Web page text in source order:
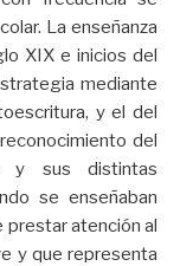
La enseñanza
XIX e inicios del
mediante
y el del
del
y sus distintas
se enseñaban
prestar atención al
y que representa